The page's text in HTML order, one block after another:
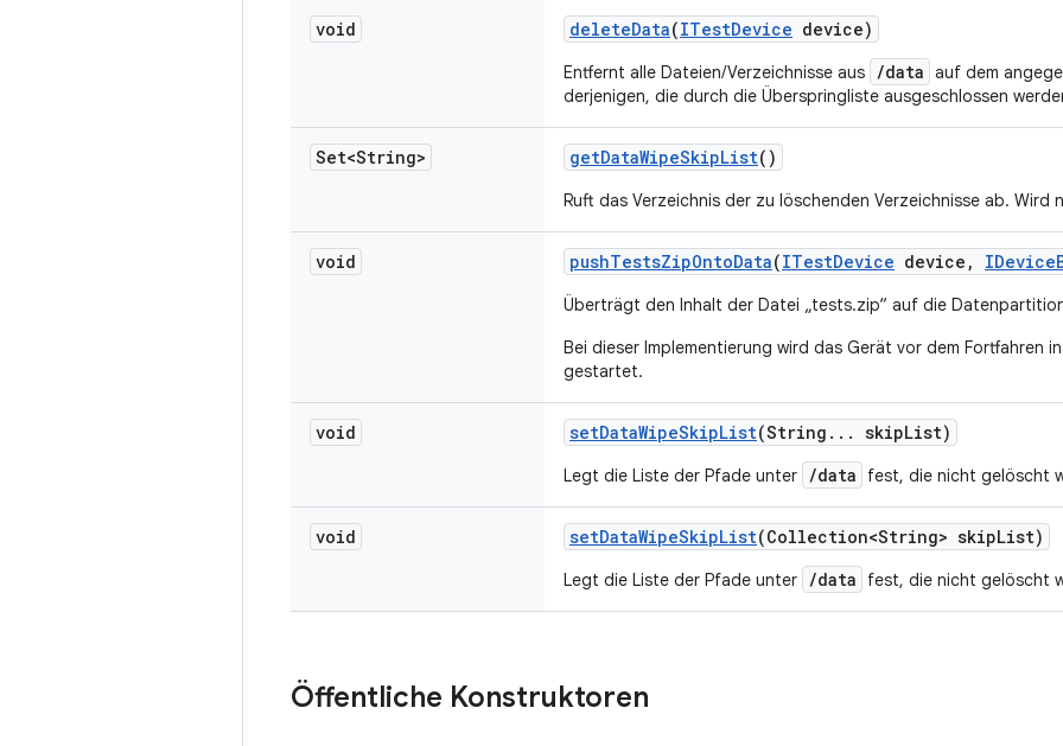
void deleteData(ITestDevice device)
Entfernt alle Dateien/Verzeichnisse aus /data auf dem
derjenigen, die durch die Überspringliste ausgeschlossen
Set<String> getDataWipeSkipList()
Ruft das Verzeichnis der zu löschenden Verzeichnisse ab. Wird
void pushTestsZipOntoData(ITestDevice device , IDevice
Überträgt den Inhalt der Datei „tests.zip“ auf die
Bei dieser Implementierung wird das Gerät vor dem Fortfahren
gestartet.
void setDataWipeSkipList(String . . . skipList)
Legt die Liste der Pfade unter /data fest, die nicht gelöscht
void setDataWipeSkipList(Collection<String> skipList)
Legt die Liste der Pfade unter /data fest, die nicht gelöscht
Öffentliche Konstruktoren